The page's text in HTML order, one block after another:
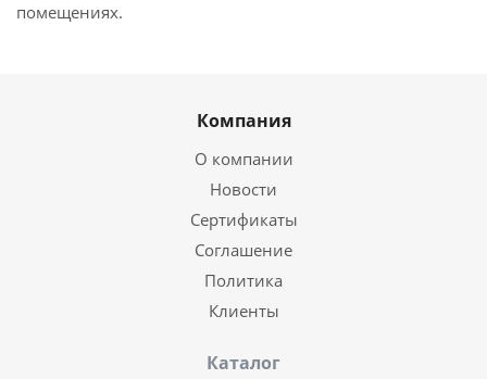
помещениях.
Компания
О компании
Новости
Сертификаты
Соглашение
Политика
Клиенты
Каталог